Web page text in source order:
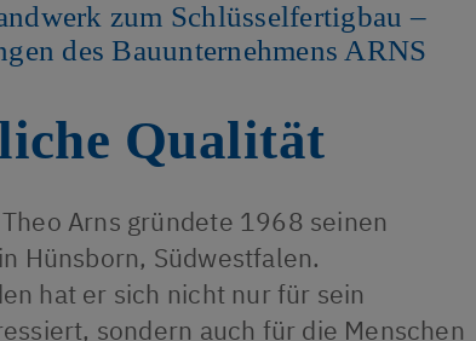
zum Schlüsselfertigbau –
des Bauunternehmens ARNS
Qualität
Arns gründete 1968 seinen
Hünsborn, Südwestfalen.
hat er sich nicht nur für sein
sondern auch für die Menschen